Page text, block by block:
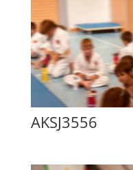
AKSJ3556